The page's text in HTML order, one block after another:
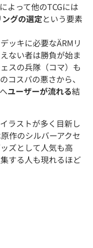
よって他のTCGには
グの選定という要素
ッキに必要なÄRMリ
ない者は勝負が始ま
スの兵隊（コマ）も
コスパの悪さから、
ユーザーが流れる結
ラストが多く目新し
作のシルバーアクセ
ズとして人気も高
する人も現れるほど